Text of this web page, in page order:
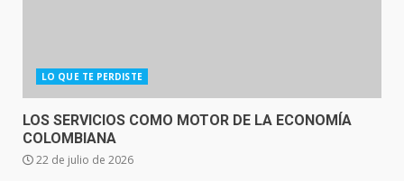
LO QUE TE PERDISTE
LOS SERVICIOS COMO MOTOR DE LA ECONOMÍA
COLOMBIANA
22 de julio de 2026